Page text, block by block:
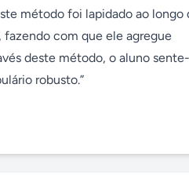
método foi lapidado ao longo
fazendo com que ele agregue
deste método, o aluno
robusto.”